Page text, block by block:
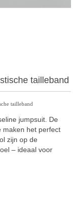
tailleband
tailleband
jumpsuit. De
maken het perfect
zijn op de
– ideaal voor